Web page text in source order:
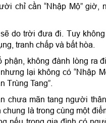
chỉ cần “Nhập Mộ” giờ,
do trời đưa đi. Tuy
tranh chấp và bất hòa.
không đành lòng ra
lại không có “Nhập
Trùng Tang”.
chưa mãn tang người
là trong cùng một